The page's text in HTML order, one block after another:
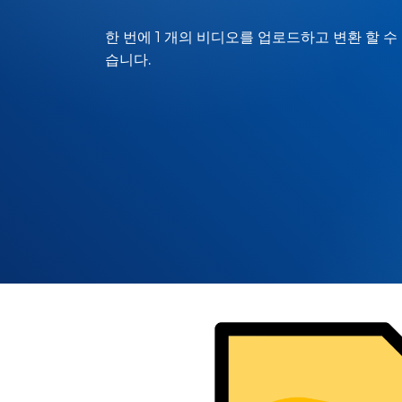
한 번에 1 개의 비디오를 업로드하고 변환 할 수
습니다.